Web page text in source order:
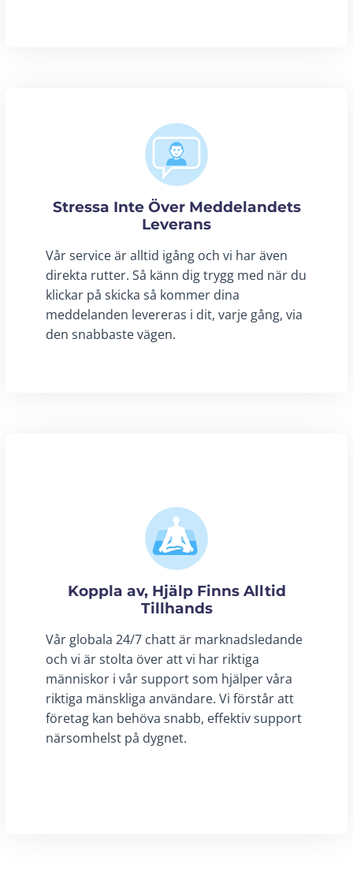
Stressa Inte Över Meddelandets
Leverans
Vår service är alltid igång och vi har även
direkta rutter. Så känn dig trygg med när du
klickar på skicka så kommer dina
meddelanden levereras i dit, varje gång, via
den snabbaste vägen.
Koppla av, Hjälp Finns Alltid
Tillhands
Vår globala 24/7 chatt är marknadsledande
och vi är stolta över att vi har riktiga
människor i vår support som hjälper våra
riktiga mänskliga användare. Vi förstår att
företag kan behöva snabb, effektiv support
närsomhelst på dygnet.